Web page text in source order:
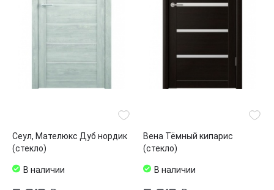
Сеул, Мателюкс Дуб нордик
(стекло)
В наличии
Вена Тёмный кипарис
(стекло)
В наличии